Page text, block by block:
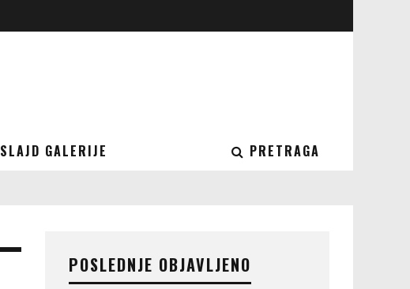
SLAJD GALERIJE PRETRAGA
POSLEDNJE OBJAVLJENO